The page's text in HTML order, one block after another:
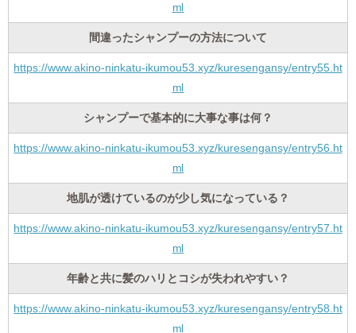
ml
間違ったシャンプーの方法について
https://www.akino-ninkatu-ikumou53.xyz/kuresengansy/entry55.ht
ml
シャンプーで基本的に大事な事は何？
https://www.akino-ninkatu-ikumou53.xyz/kuresengansy/entry56.ht
ml
地肌が透けているのが少し気になっている？
https://www.akino-ninkatu-ikumou53.xyz/kuresengansy/entry57.ht
ml
年齢と共に髪のハリとコシが失われやすい？
https://www.akino-ninkatu-ikumou53.xyz/kuresengansy/entry58.ht
ml